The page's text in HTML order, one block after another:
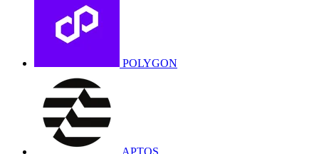
POLYGON
APTOS